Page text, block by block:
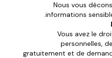
Nous vous
informations
Vous avez le
personnelles,
gratuitement et de